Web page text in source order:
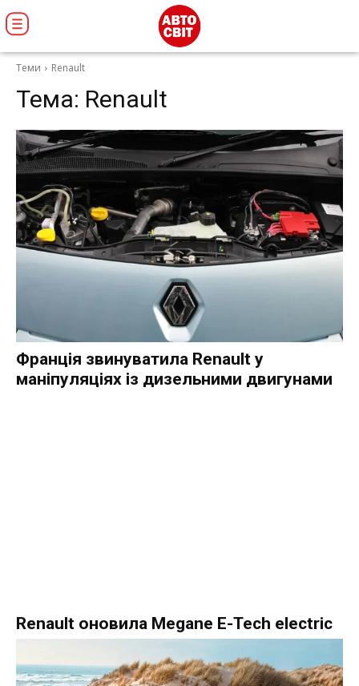
Теми Renault
Тема: Renault
Франція звинуватила Renault у
маніпуляціях із дизельними двигунами
Renault оновила Megane E-Tech electric